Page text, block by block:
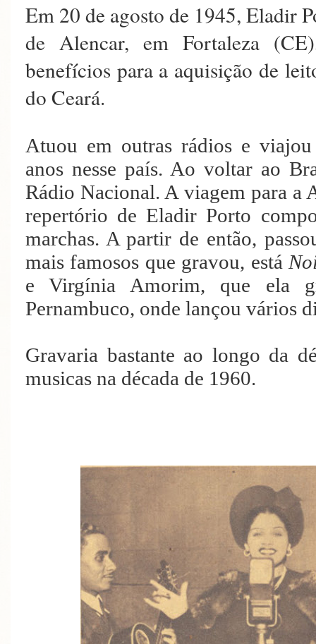
Em 20 de agosto de 1945, Eladir
de Alencar, em Fortaleza
benefícios para a aquisição de
do Ceará.
Atuou em outras rádios e
anos nesse país. Ao voltar ao
Rádio Nacional. A viagem para a
repertório de Eladir Porto
marchas. A partir de então,
mais famosos que gravou, está
e Virgínia Amorim, que ela
Pernambuco, onde lançou vários
Gravaria bastante ao longo da
musicas na década de 1960.